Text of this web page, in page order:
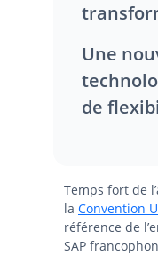
Une nouvelle approche
de
Temps fort de
la Convention
référence de
SAP